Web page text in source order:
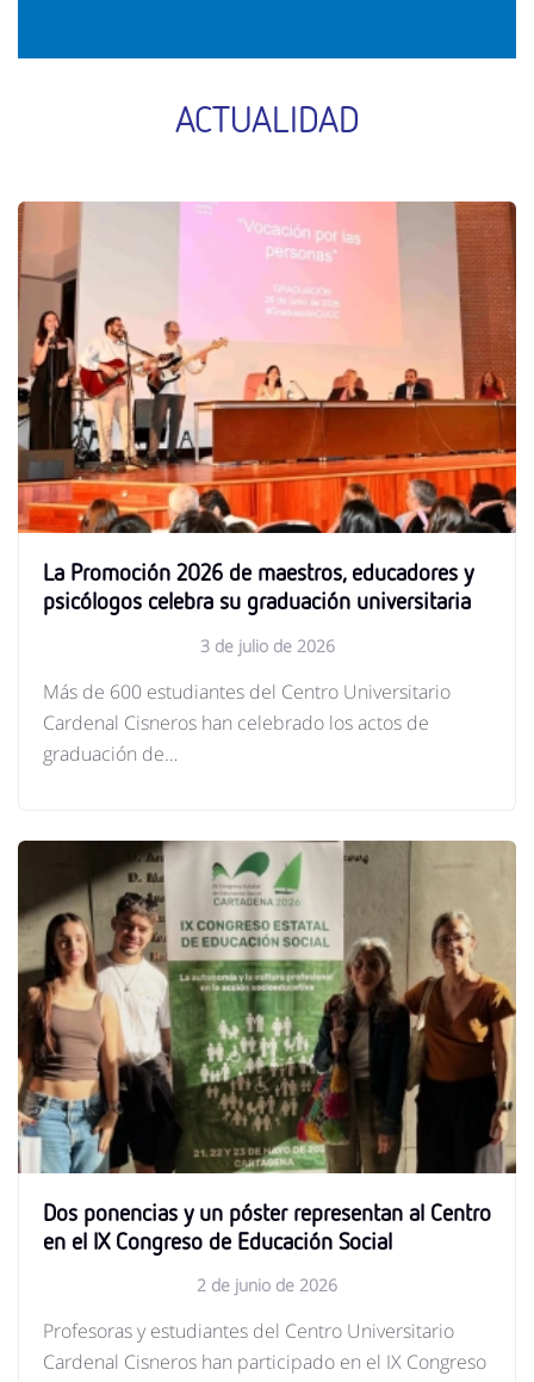
ACTUALIDAD
La Promoción 2026 de maestros, educadores y
psicólogos celebra su graduación universitaria
3 de julio de 2026
Más de 600 estudiantes del Centro Universitario
Cardenal Cisneros han celebrado los actos de
graduación de…
Dos ponencias y un póster representan al Centro
en el IX Congreso de Educación Social
2 de junio de 2026
Profesoras y estudiantes del Centro Universitario
Cardenal Cisneros han participado en el IX Congreso